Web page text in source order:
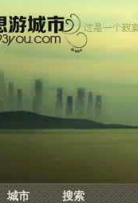
城市 搜索